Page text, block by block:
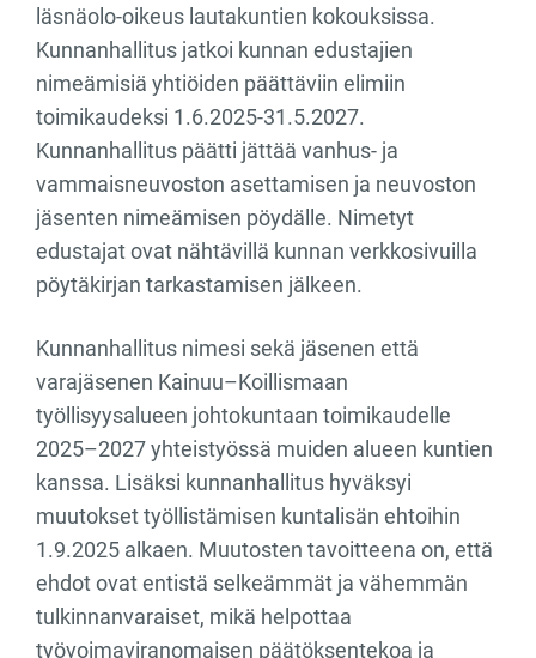
läsnäolo-oikeus lautakuntien kokouksissa.
Kunnanhallitus jatkoi kunnan edustajien
nimeämisiä yhtiöiden päättäviin elimiin
toimikaudeksi 1.6.2025-31.5.2027.
Kunnanhallitus päätti jättää vanhus- ja
vammaisneuvoston asettamisen ja neuvoston
jäsenten nimeämisen pöydälle. Nimetyt
edustajat ovat nähtävillä kunnan verkkosivuilla
pöytäkirjan tarkastamisen jälkeen.
Kunnanhallitus nimesi sekä jäsenen että
varajäsenen Kainuu–Koillismaan
työllisyysalueen johtokuntaan toimikaudelle
2025–2027 yhteistyössä muiden alueen kuntien
kanssa. Lisäksi kunnanhallitus hyväksyi
muutokset työllistämisen kuntalisän ehtoihin
1.9.2025 alkaen. Muutosten tavoitteena on, että
ehdot ovat entistä selkeämmät ja vähemmän
tulkinnanvaraiset, mikä helpottaa
työvoimaviranomaisen päätöksentekoa ja